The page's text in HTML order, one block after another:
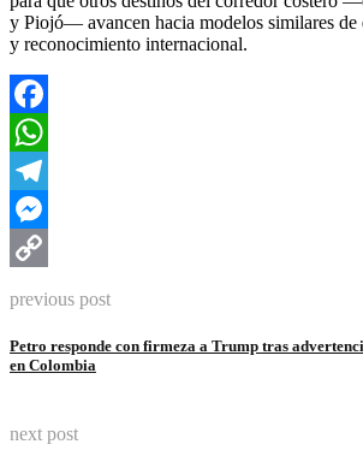
y Piojó— avancen hacia modelos similares de
y reconocimiento internacional.
Facebook
WhatsApp
Telegram
Messenger
previous post
Petro responde con firmeza a Trump tras
en Colombia
next post